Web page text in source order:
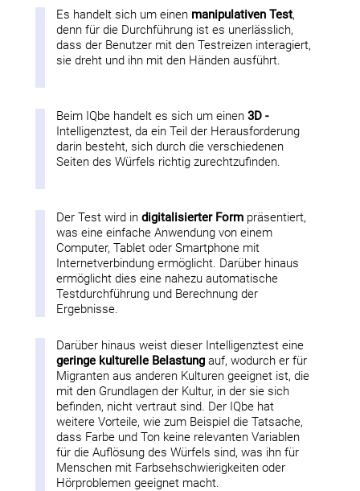
Es handelt sich um einen manipulativen Test,
denn für die Durchführung ist es unerlässlich,
dass der Benutzer mit den Testreizen interagiert,
sie dreht und ihn mit den Händen ausführt.
Beim IQbe handelt es sich um einen3D -
Intelligenztest, da ein Teil der Herausforderung
darin besteht, sich durch die verschiedenen
Seiten des Würfels richtig zurechtzufinden.
Der Test wird indigitalisierter Form präsentiert,
was eine einfache Anwendung von einem
Computer, Tablet oder Smartphone mit
Internetverbindung ermöglicht. Darüber hinaus
ermöglicht dies eine nahezu automatische
Testdurchführung und Berechnung der
Ergebnisse.
Darüber hinaus weist dieser Intelligenztest eine
geringe kulturelle Belastung auf, wodurch er für
Migranten aus anderen Kulturen geeignet ist, die
mit den Grundlagen der Kultur, in der sie sich
befinden, nicht vertraut sind. Der IQbe hat
weitere Vorteile, wie zum Beispiel die Tatsache,
dass Farbe und Ton keine relevanten Variablen
für die Auflösung des Würfels sind, was ihn für
Menschen mit Farbsehschwierigkeiten oder
Hörproblemen geeignet macht.